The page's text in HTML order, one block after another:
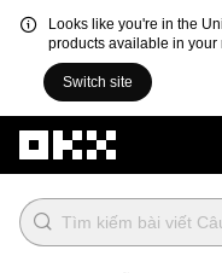
Looks like you're in the
products available in your
Switch site